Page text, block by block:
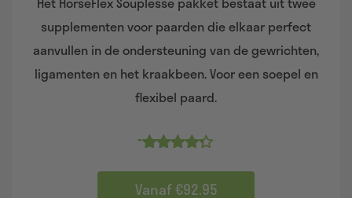
supplementen voor paarden die elkaar perfect
aanvullen in de ondersteuning van de gewrichten,
ligamenten en het kraakbeen. Voor een soepel en
flexibel paard.
-Prijsklasse:
€92,95
tot
€147,95
Vanaf €92.95